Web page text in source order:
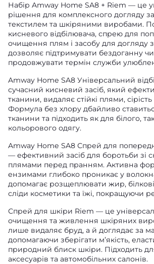
Набір Amway Home SA8 + Riem — це
рішення для комплексного догляду
текстилем та шкіряними виробами.
кисневого відбілювача, спрею для
очищення плям і засобу для догляду
дозволяє підтримувати бездоганну
продовжувати термін служби
Amway Home SA8 Універсальний
сучасний кисневий засіб, який
тканини, видаляє стійкі плями,
Формула без хлору дбайливо
тканини та підходить як для білого,
кольорового одягу.
Amway Home SA8 Спрей для
— ефективний засіб для боротьби зі
плямами перед пранням. Активна
ензимами глибоко проникає у
допомагає розщеплювати жир,
сліди косметики та їжі, покращуючи
Спрей для шкіри Riem — це
очищення та живлення шкіряних
лише видаляє бруд, а й доглядає за
допомагаючи зберігати м’якість,
природний блиск шкіри. Підходить
аксесуарів та автомобільних салонів.